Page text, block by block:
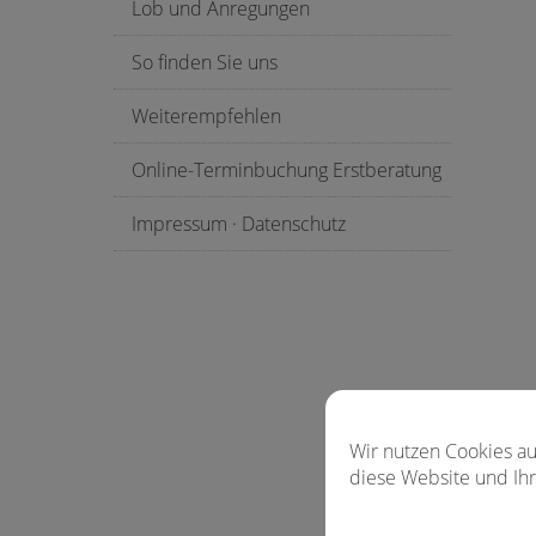
Wir nutzen Cookies
diese Website und
Lob und Anregungen
So finden Sie uns
Weiterempfehlen
Online-Terminbuchung Erstberatung
Impressum · Datenschutz